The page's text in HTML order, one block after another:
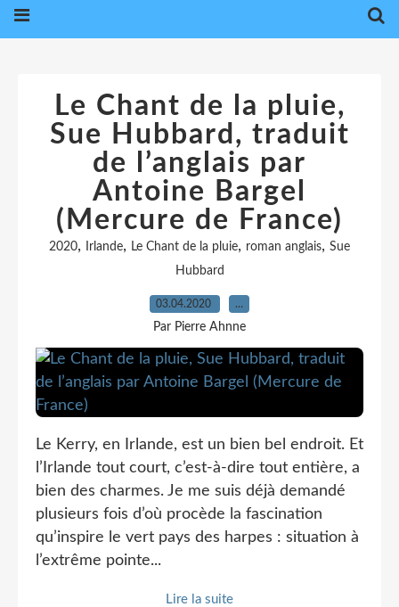
Le Chant de la pluie,
Sue Hubbard, traduit
de l’anglais par
Antoine Bargel
(Mercure de France)
2020, Irlande, Le Chant de la pluie, roman anglais, Sue
Hubbard
03.04.2020 …
Par Pierre Ahnne
Le Kerry, en Irlande, est un bien bel endroit. Et
l’Irlande tout court, c’est-à-dire tout entière, a
bien des charmes. Je me suis déjà demandé
plusieurs fois d’où procède la fascination
qu’inspire le vert pays des harpes : situation à
l’extrême pointe...
Lire la suite